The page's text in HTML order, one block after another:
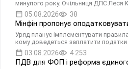
минулого року. Очільниця ДПС Леся
05.08.2026 38
Мінфін пропонує
Уряд планує імплементувати
кому доведеться заплатити податки
03.08.2026 4 253
ПДВ для ФОП і реформа